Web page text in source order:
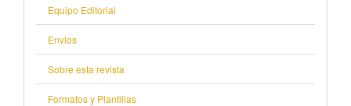
Equipo Editorial
Envios
Sobre esta revista
Formatos y Plantillas